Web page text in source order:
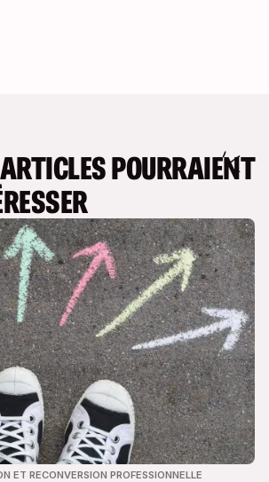
POURRAIENT
ET RECONVERSION PROFESSIONNELLE